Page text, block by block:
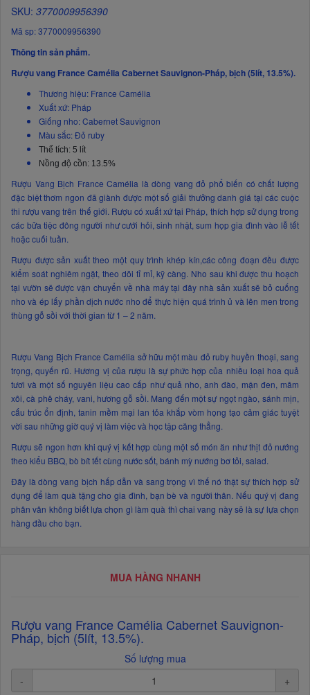
SKU: 3770009956390
Mã sp: 3770009956390
Thông tin sản phẩm.
Rượu vang France Camélia Cabernet Sauvignon-Pháp, bịch (5lít, 13.5%).
Thương hiệu: France Camélia
Xuất xứ: Pháp
Giống nho: Cabernet Sauvignon
Màu sắc: Đỏ ruby
Thể tích: 5 lít
Nồng độ cồn: 13.5%
Rượu Vang Bịch France Camélia là dòng vang đỏ phổ biến có chất lượng
đặc biệt thơm ngon đã giành được một số giải thưởng danh giá tại các cuộc
thi rượu vang trên thế giới. Rượu có xuất xứ tại Pháp, thích hợp sử dụng trong
các bữa tiệc đông người như cưới hỏi, sinh nhật, sum họp gia đình vào lễ tết
hoặc cuối tuần.
Rượu được sản xuất theo một quy trình khép kín,các công đoạn đều được
kiểm soát nghiêm ngặt, theo dõi tỉ mỉ, kỹ càng. Nho sau khi được thu hoạch
tại vườn sẽ được vận chuyển về nhà máy tại đây nhà sản xuất sẽ bỏ cuống
nho và ép lấy phần dịch nước nho để thực hiện quá trình ủ và lên men trong
thùng gỗ sồi với thời gian từ 1 – 2 năm.
Rượu Vang Bịch France Camélia sở hữu một màu đỏ ruby huyền thoại, sang
trọng, quyến rũ. Hương vị của rượu là sự phức hợp của nhiều loại hoa quả
tươi và một số nguyên liệu cao cấp như quả nho, anh đào, mận đen, mâm
xôi, cà phê cháy, vani, hương gỗ sồi. Mang đến một sự ngọt ngào, sánh mịn,
cấu trúc ổn định, tanin mềm mại lan tỏa khắp vòm họng tạo cảm giác tuyệt
vời sau những giờ quý vị làm việc và học tập căng thẳng.
Rượu sẽ ngon hơn khi quý vị kết hợp cùng một số món ăn như thịt đỏ nướng
theo kiểu BBQ, bò bít tết cùng nước sốt, bánh mỳ nướng bơ tỏi, salad.
Đây là dòng vang bịch hấp dẫn và sang trọng vì thế nó thật sự thích hợp sử
dụng để làm quà tặng cho gia đình, bạn bè và người thân. Nếu quý vị đang
phân vân không biết lựa chọn gì làm quà thì chai vang này sẽ là sự lựa chọn
hàng đầu cho bạn.
MUA HÀNG NHANH
Rượu vang France Camélia Cabernet Sauvignon-
Pháp, bịch (5lít, 13.5%).
Số lượng mua
-
+